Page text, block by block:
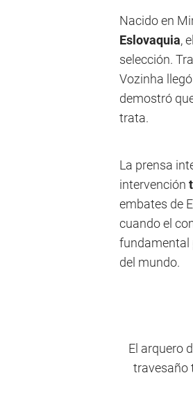
Nacido en
Eslovaquia,
selección.
Vozinha
demostró
trata.
La prensa
intervención
embates de
cuando el
fundamental
del mundo.
El arquero
travesaño